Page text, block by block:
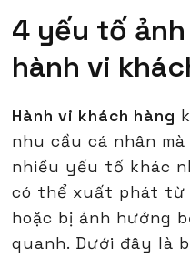
4 yếu tố
hành vi
Hành vi khách hàng
nhu cầu cá nhân
nhiều yếu tố khác
có thể xuất phát từ
hoặc bị ảnh hưởng
quanh. Dưới đây là